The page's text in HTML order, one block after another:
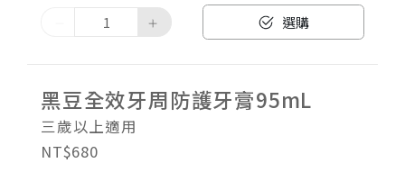
選購
黑豆全效牙周防護牙膏95mL
三歲以上適用
NT$680